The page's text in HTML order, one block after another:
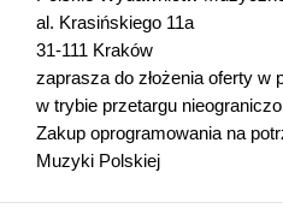
al. Krasińskiego 11a
31-111 Kraków
zaprasza do złożenia oferty w
w trybie przetargu
Zakup oprogramowania na
Muzyki Polskiej